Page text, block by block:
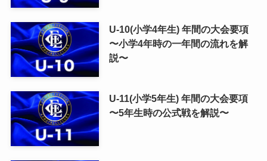
U-10(小学4年生) 年間の大会要項
〜小学4年時の一年間の流れを解
説〜
U-11(小学5年生) 年間の大会要項
〜5年生時の公式戦を解説〜